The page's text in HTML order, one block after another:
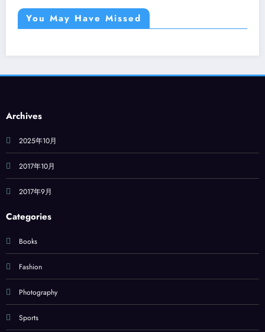
You May Have Missed
Archives
2025年10月
2017年10月
2017年9月
Categories
Books
Fashion
Photography
Sports